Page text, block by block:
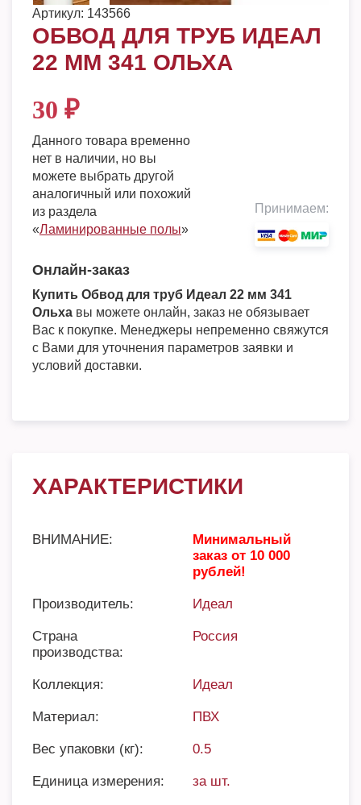
Артикул: 143566
ОБВОД ДЛЯ ТРУБ ИДЕАЛ
22 ММ 341 ОЛЬХА
30 ₽
Данного товара временно
нет в наличии, но вы
можете выбрать другой
аналогичный или похожий
из раздела
«Ламинированные полы»
Принимаем:
Онлайн-заказ
Купить Обвод для труб Идеал 22 мм 341
Ольха вы можете онлайн, заказ не обязывает
Вас к покупке. Менеджеры непременно свяжутся
с Вами для уточнения параметров заявки и
условий доставки.
ХАРАКТЕРИСТИКИ
ВНИМАНИЕ:
Минимальный
заказ от 10 000
рублей!
Производитель: Идеал
Страна
производства:
Россия
Коллекция: Идеал
Материал: ПВХ
Вес упаковки (кг): 0.5
Единица измерения: за шт.